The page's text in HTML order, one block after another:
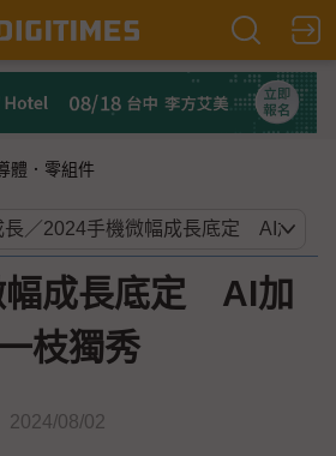
體．零組件
幅成長底定 AI加
枝獨秀
2024/08/02